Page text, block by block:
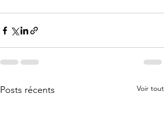
Posts récents Voir tout